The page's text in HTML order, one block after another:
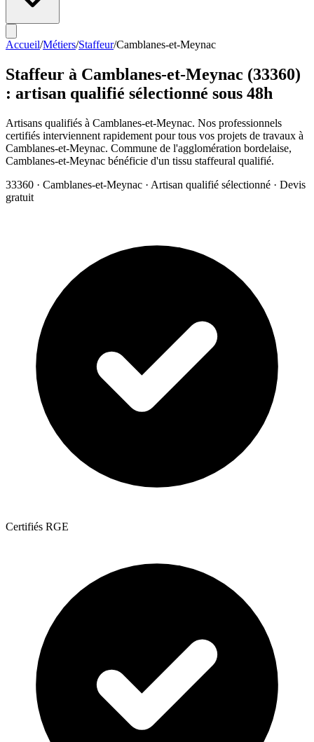
Accueil/Métiers/Staffeur/Camblanes-et-Meynac
Staffeur à Camblanes-et-Meynac (33360)
: artisan qualifié sélectionné sous 48h
Artisans qualifiés à Camblanes-et-Meynac. Nos professionnels
certifiés interviennent rapidement pour tous vos projets de travaux à
Camblanes-et-Meynac. Commune de l'agglomération bordelaise,
Camblanes-et-Meynac bénéficie d'un tissu staffeural qualifié.
33360 · Camblanes-et-Meynac · Artisan qualifié sélectionné · Devis
gratuit
Certifiés RGE